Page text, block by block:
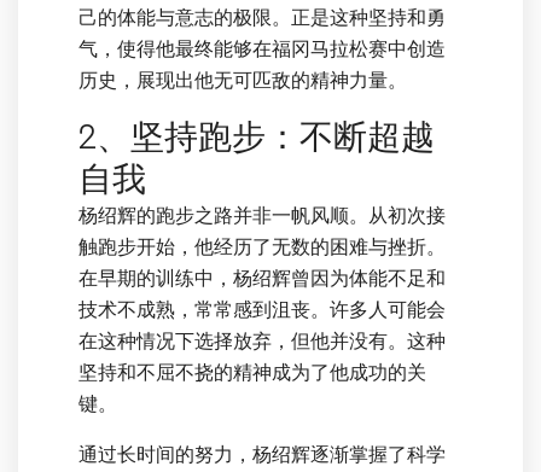
己的体能与意志的极限。正是这种坚持和勇
气，使得他最终能够在福冈马拉松赛中创造
历史，展现出他无可匹敌的精神力量。
2、坚持跑步：不断超越
自我
杨绍辉的跑步之路并非一帆风顺。从初次接
触跑步开始，他经历了无数的困难与挫折。
在早期的训练中，杨绍辉曾因为体能不足和
技术不成熟，常常感到沮丧。许多人可能会
在这种情况下选择放弃，但他并没有。这种
坚持和不屈不挠的精神成为了他成功的关
键。
通过长时间的努力，杨绍辉逐渐掌握了科学